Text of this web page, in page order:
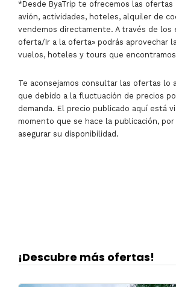
*Desde ByaTrip te ofrecemos las
avión, actividades, hoteles, alquiler de
vendemos directamente. A través de los
oferta/Ir a la oferta» podrás aprovechar
vuelos, hoteles y tours que
Te aconsejamos consultar las ofertas lo
que debido a la fluctuación de precios
demanda. El precio publicado aquí está
momento que se hace la publicación,
asegurar su disponibilidad.
¡Descubre más ofertas!